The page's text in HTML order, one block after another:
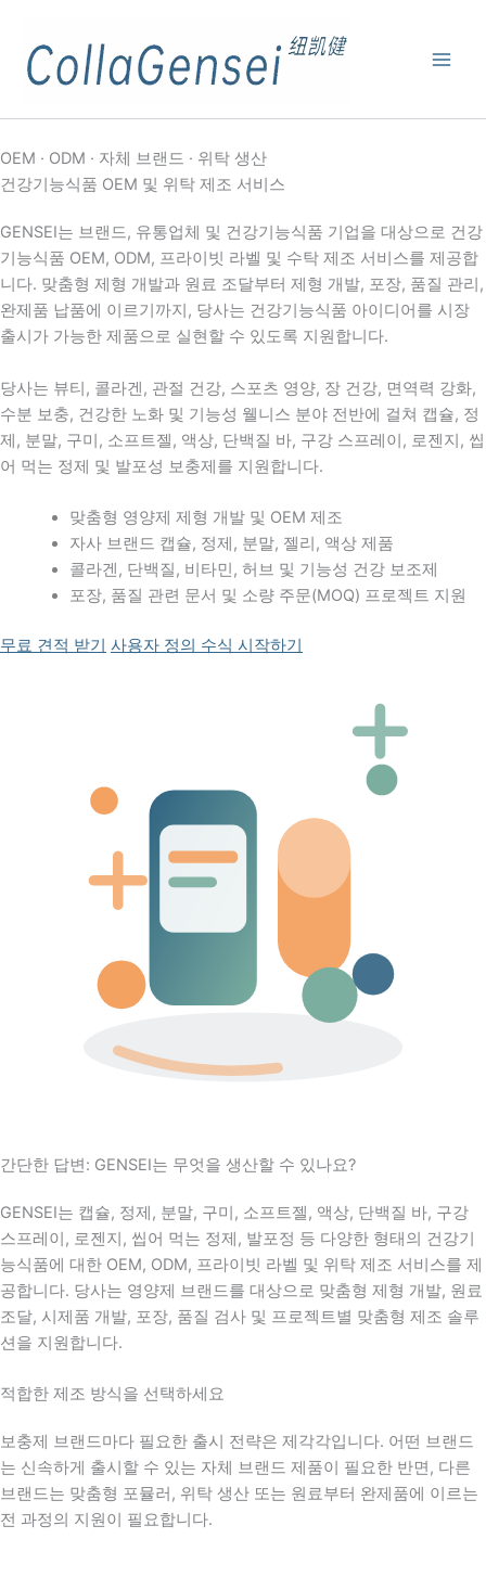
OEM · ODM · 자체 브랜드 · 위탁 생산
건강기능식품 OEM 및 위탁 제조 서비스
GENSEI는 브랜드, 유통업체 및 건강기능식품 기업을 대상으로 건강
기능식품 OEM, ODM, 프라이빗 라벨 및 수탁 제조 서비스를 제공합
니다. 맞춤형 제형 개발과 원료 조달부터 제형 개발, 포장, 품질 관리,
완제품 납품에 이르기까지, 당사는 건강기능식품 아이디어를 시장
출시가 가능한 제품으로 실현할 수 있도록 지원합니다.
당사는 뷰티, 콜라겐, 관절 건강, 스포츠 영양, 장 건강, 면역력 강화,
수분 보충, 건강한 노화 및 기능성 웰니스 분야 전반에 걸쳐 캡슐, 정
제, 분말, 구미, 소프트젤, 액상, 단백질 바, 구강 스프레이, 로젠지, 씹
어 먹는 정제 및 발포성 보충제를 지원합니다.
맞춤형 영양제 제형 개발 및 OEM 제조
자사 브랜드 캡슐, 정제, 분말, 젤리, 액상 제품
콜라겐, 단백질, 비타민, 허브 및 기능성 건강 보조제
포장, 품질 관련 문서 및 소량 주문(MOQ) 프로젝트 지원
무료 견적 받기 사용자 정의 수식 시작하기
간단한 답변: GENSEI는 무엇을 생산할 수 있나요?
GENSEI는 캡슐, 정제, 분말, 구미, 소프트젤, 액상, 단백질 바, 구강
스프레이, 로젠지, 씹어 먹는 정제, 발포정 등 다양한 형태의 건강기
능식품에 대한 OEM, ODM, 프라이빗 라벨 및 위탁 제조 서비스를 제
공합니다. 당사는 영양제 브랜드를 대상으로 맞춤형 제형 개발, 원료
조달, 시제품 개발, 포장, 품질 검사 및 프로젝트별 맞춤형 제조 솔루
션을 지원합니다.
적합한 제조 방식을 선택하세요
보충제 브랜드마다 필요한 출시 전략은 제각각입니다. 어떤 브랜드
는 신속하게 출시할 수 있는 자체 브랜드 제품이 필요한 반면, 다른
브랜드는 맞춤형 포뮬러, 위탁 생산 또는 원료부터 완제품에 이르는
전 과정의 지원이 필요합니다.